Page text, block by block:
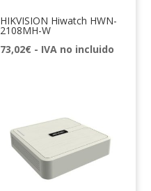
HIKVISION Hiwatch HWN-
2108MH-W
73,02€ - IVA no incluido